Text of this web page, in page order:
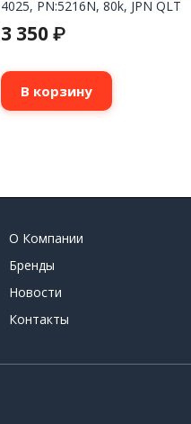
4025, PN:5216N, 80k, JPN QLT
3 350 ₽
В корзину
О Компании
Бренды
Новости
Контакты